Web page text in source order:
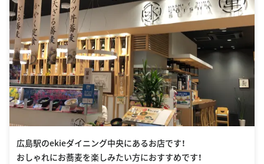
広島駅のekieダイニング中央にあるお店です！
おしゃれにお蕎麦を楽しみたい方におすすめです！